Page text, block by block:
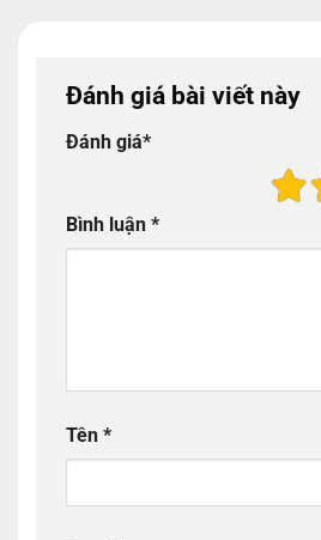
Đánh giá bài viết này
Đánh giá*
Bình luận *
Tên *